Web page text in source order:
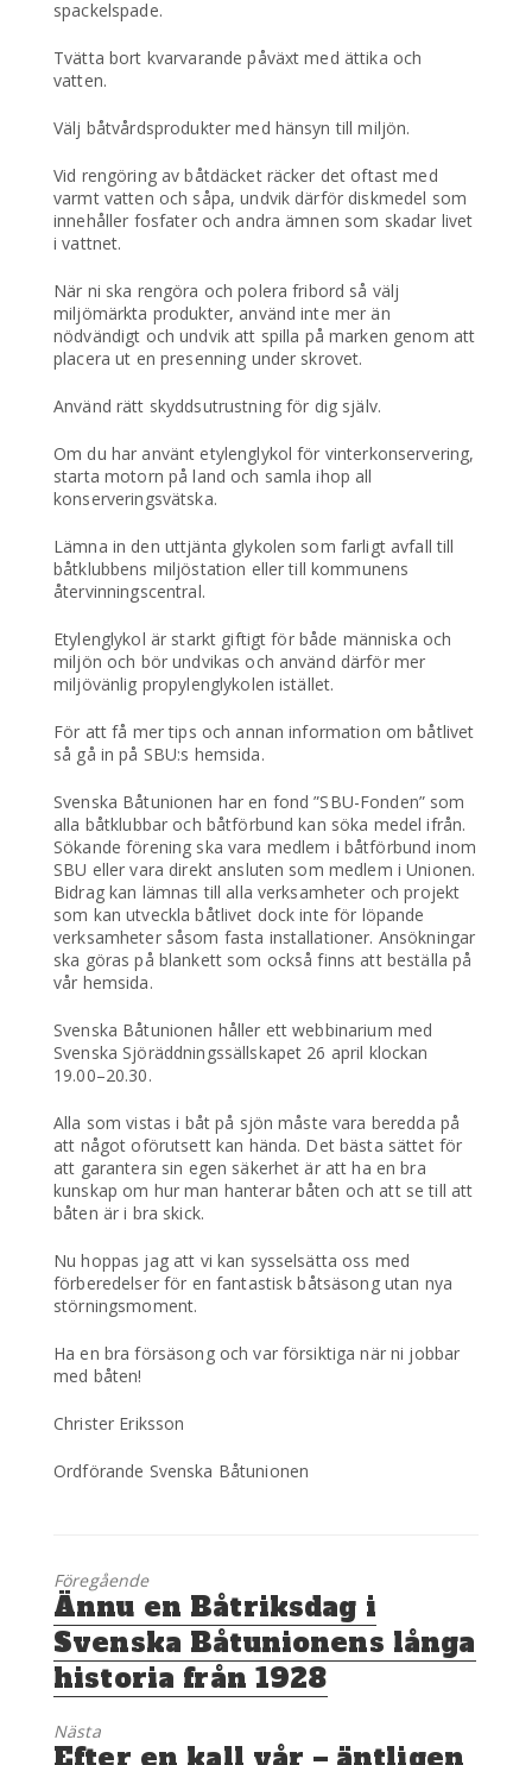
spackelspade.
Tvätta bort kvarvarande påväxt med ättika och
vatten.
Välj båtvårdsprodukter med hänsyn till miljön.
Vid rengöring av båtdäcket räcker det oftast med
varmt vatten och såpa, undvik därför diskmedel som
innehåller fosfater och andra ämnen som skadar livet
i vattnet.
När ni ska rengöra och polera fribord så välj
miljömärkta produkter, använd inte mer än
nödvändigt och undvik att spilla på marken genom att
placera ut en presenning under skrovet.
Använd rätt skyddsutrustning för dig själv.
Om du har använt etylenglykol för vinterkonservering,
starta motorn på land och samla ihop all
konserveringsvätska.
Lämna in den uttjänta glykolen som farligt avfall till
båtklubbens miljöstation eller till kommunens
återvinningscentral.
Etylenglykol är starkt giftigt för både människa och
miljön och bör undvikas och använd därför mer
miljövänlig propylenglykolen istället.
För att få mer tips och annan information om båtlivet
så gå in på SBU:s hemsida.
Svenska Båtunionen har en fond ”SBU-Fonden” som
alla båtklubbar och båtförbund kan söka medel ifrån.
Sökande förening ska vara medlem i båtförbund inom
SBU eller vara direkt ansluten som medlem i Unionen.
Bidrag kan lämnas till alla verksamheter och projekt
som kan utveckla båtlivet dock inte för löpande
verksamheter såsom fasta installationer. Ansökningar
ska göras på blankett som också finns att beställa på
vår hemsida.
Svenska Båtunionen håller ett webbinarium med
Svenska Sjöräddningssällskapet 26 april klockan
19.00–20.30.
Alla som vistas i båt på sjön måste vara beredda på
att något oförutsett kan hända. Det bästa sättet för
att garantera sin egen säkerhet är att ha en bra
kunskap om hur man hanterar båten och att se till att
båten är i bra skick.
Nu hoppas jag att vi kan sysselsätta oss med
förberedelser för en fantastisk båtsäsong utan nya
störningsmoment.
Ha en bra försäsong och var försiktiga när ni jobbar
med båten!
Christer Eriksson
Ordförande Svenska Båtunionen
Föregående
Föregående
inlägg:
Ännu en Båtriksdag i
Svenska Båtunionens långa
historia från 1928
Nästa
Nästa